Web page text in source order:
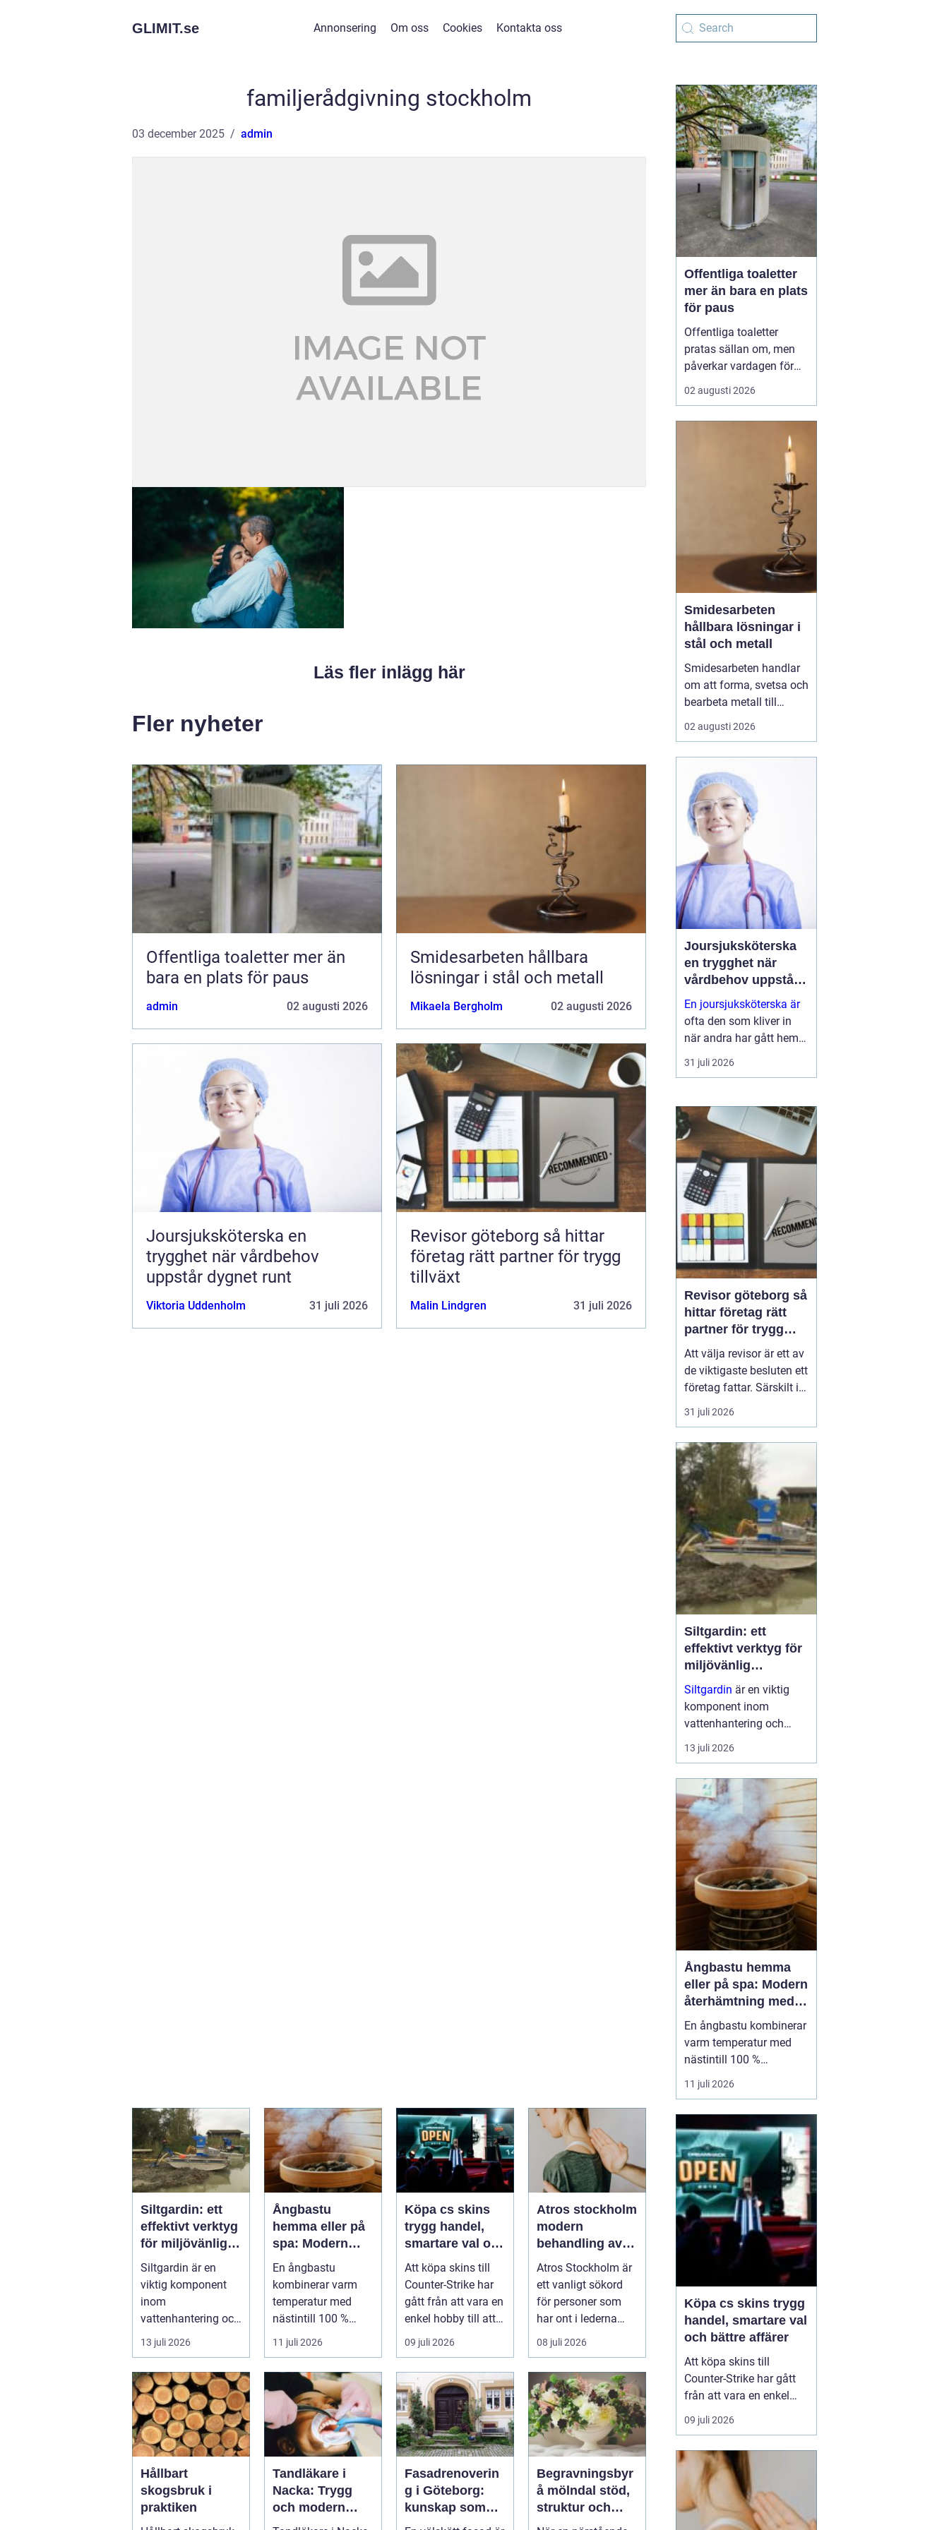
GLIMIT.se Annonsering Om oss Cookies Kontakta oss
familjerådgivning stockholm
03 december 2025 admin
Läs fler inlägg här
Fler nyheter
Offentliga toaletter mer än
bara en plats för paus
admin 02 augusti 2026
Smidesarbeten hållbara
lösningar i stål och metall
Mikaela Bergholm 02 augusti 2026
Joursjuksköterska en
trygghet när vårdbehov
uppstår dygnet runt
Viktoria Uddenholm 31 juli 2026
Revisor göteborg så hittar
företag rätt partner för trygg
tillväxt
Malin Lindgren 31 juli 2026
Siltgardin: ett
effektivt verktyg
för miljövänlig
vattenhantering
Siltgardin är en
viktig komponent
inom
vattenhantering och
miljöskydd, särskilt i
verksamheter som
i...
13 juli 2026
Ångbastu
hemma eller på
spa: Modern
återhämtning
med uråldrig
En ångbastu
kombinerar varm
temperatur med
nästintill 100 %
luftfuktighet för att
sk...
11 juli 2026
Köpa cs skins
trygg handel,
smartare val och
bättre affärer
Att köpa skins till
Counter-Strike har
gått från att vara en
enkel hobby till att
bli en egen liten ...
09 juli 2026
Atros stockholm
modern
behandling av
ledbesvär i
huvudstaden
Atros Stockholm är
ett vanligt sökord
för personer som
har ont i lederna
och letar efter hjälp
i huv...
08 juli 2026
Hållbart
skogsbruk i
praktiken
Tandläkare i
Nacka: Trygg
och modern
tandvård nära
Fasadrenoverin
g i Göteborg:
kunskap som
lönar sig på lång
Begravningsbyr
å mölndal stöd,
struktur och
omsorg när livet
Offentliga toaletter
mer än bara en plats
för paus
Offentliga toaletter
pratas sällan om, men
påverkar vardagen för
nästan alla. När en stad,
park eller reseknut
äldre, personer med
funktionsnedsättning
och långväga resenäre...
02 augusti 2026
Smidesarbeten
hållbara lösningar i
stål och metall
Smidesarbeten handlar
om att forma, svetsa och
bearbeta metall till
starka och hållbara
konstruktioner. Det kan
trappor till stora
stålkonstruktioner i
industrin. När smidet
utförs rätt får du
produkter som håller
länge, tål...
02 augusti 2026
Joursjuksköterska
en trygghet när
vårdbehov uppstår
dygnet runt
En joursjuksköterska är
ofta den som kliver in
när andra har gått hem
för dagen. Under sena
kvällar, nätter och helger
människor på
äldreboenden, LSS-
boenden, inom
socialpsykiatrin och i
ord...
31 juli 2026
Revisor göteborg så
hittar företag rätt
partner för trygg
tillväxt
Att välja revisor är ett av
de viktigaste besluten ett
företag fattar. Särskilt i
en företagsintensiv stad
som Göteborg, där allt
bolag till internationella
koncerner verkar sida vid
sida. En bra revisor gör
mer än att granska s...
31 juli 2026
Siltgardin: ett
effektivt verktyg för
miljövänlig
vattenhantering
Siltgardin är en viktig
komponent inom
vattenhantering och
miljöskydd, särskilt i
verksamheter som
sjögrävning. Dessa
barriärer hjälper till att
minska grumling och
sp...
13 juli 2026
Ångbastu hemma
eller på spa: Modern
återhämtning med
uråldrig logik
En ångbastu kombinerar
varm temperatur med
nästintill 100 %
luftfuktighet för att
skapa en intensiv men
värmeupplevelse. Till
skillnad från en
torrbastu arbetar den
mer med fukt än extrem
värme, vilket g&o...
11 juli 2026
Köpa cs skins trygg
handel, smartare val
och bättre affärer
Att köpa skins till
Counter-Strike har gått
från att vara en enkel
hobby till att bli en egen
liten ekonomi. Värdet på
vapen kan motsvara en
mobiltelefon, och
misstag kan bli dyra.
Därför söker många
09 juli 2026